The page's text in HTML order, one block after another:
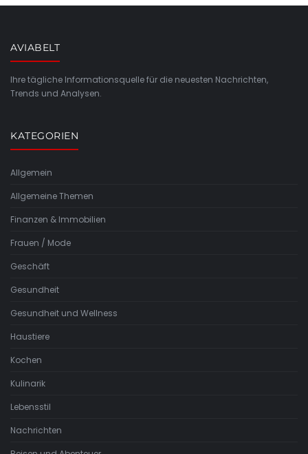
AVIABELT
Ihre tägliche Informationsquelle für die neuesten Nachrichten,
Trends und Analysen.
KATEGORIEN
Allgemein
Allgemeine Themen
Finanzen & Immobilien
Frauen / Mode
Geschäft
Gesundheit
Gesundheit und Wellness
Haustiere
Kochen
Kulinarik
Lebensstil
Nachrichten